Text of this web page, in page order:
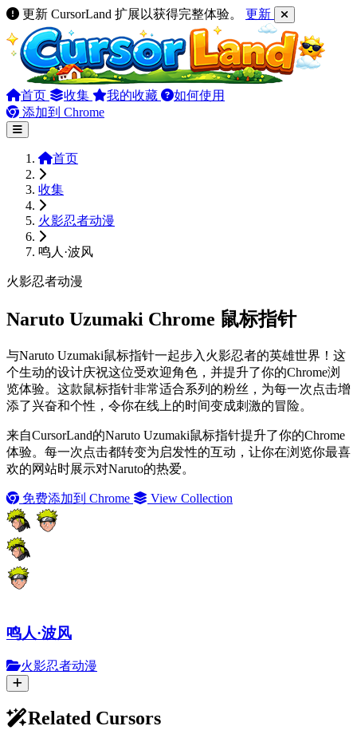
更新 CursorLand 扩展以获得完整体验。 更新
首页 收集 我的收藏
如何使用
添加到 Chrome
首页
收集
火影忍者动漫
鸣人·波风
火影忍者动漫
Naruto Uzumaki Chrome 鼠标指针
与Naruto Uzumaki鼠标指针一起步入火影忍者的英雄世界！这
个生动的设计庆祝这位受欢迎角色，并提升了你的Chrome浏
览体验。这款鼠标指针非常适合系列的粉丝，为每一次点击增
添了兴奋和个性，令你在线上的时间变成刺激的冒险。
来自CursorLand的Naruto Uzumaki鼠标指针提升了你的Chrome
体验。每一次点击都转变为启发性的互动，让你在浏览你最喜
欢的网站时展示对Naruto的热爱。
免费添加到 Chrome View Collection
鸣人·波风
火影忍者动漫
Related Cursors